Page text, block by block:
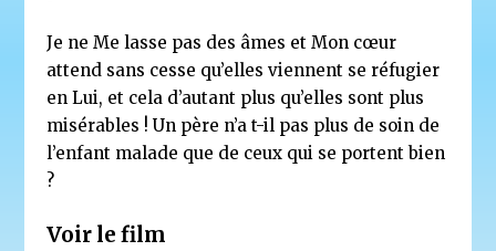
Je ne Me lasse pas des âmes et Mon cœur
attend sans cesse qu’elles viennent se réfugier
en Lui, et cela d’autant plus qu’elles sont plus
misérables ! Un père n’a t-il pas plus de soin de
l’enfant malade que de ceux qui se portent bien
?
Voir le film